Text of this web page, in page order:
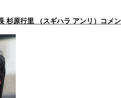
杉原行里 （スギハラ アンリ）コメ